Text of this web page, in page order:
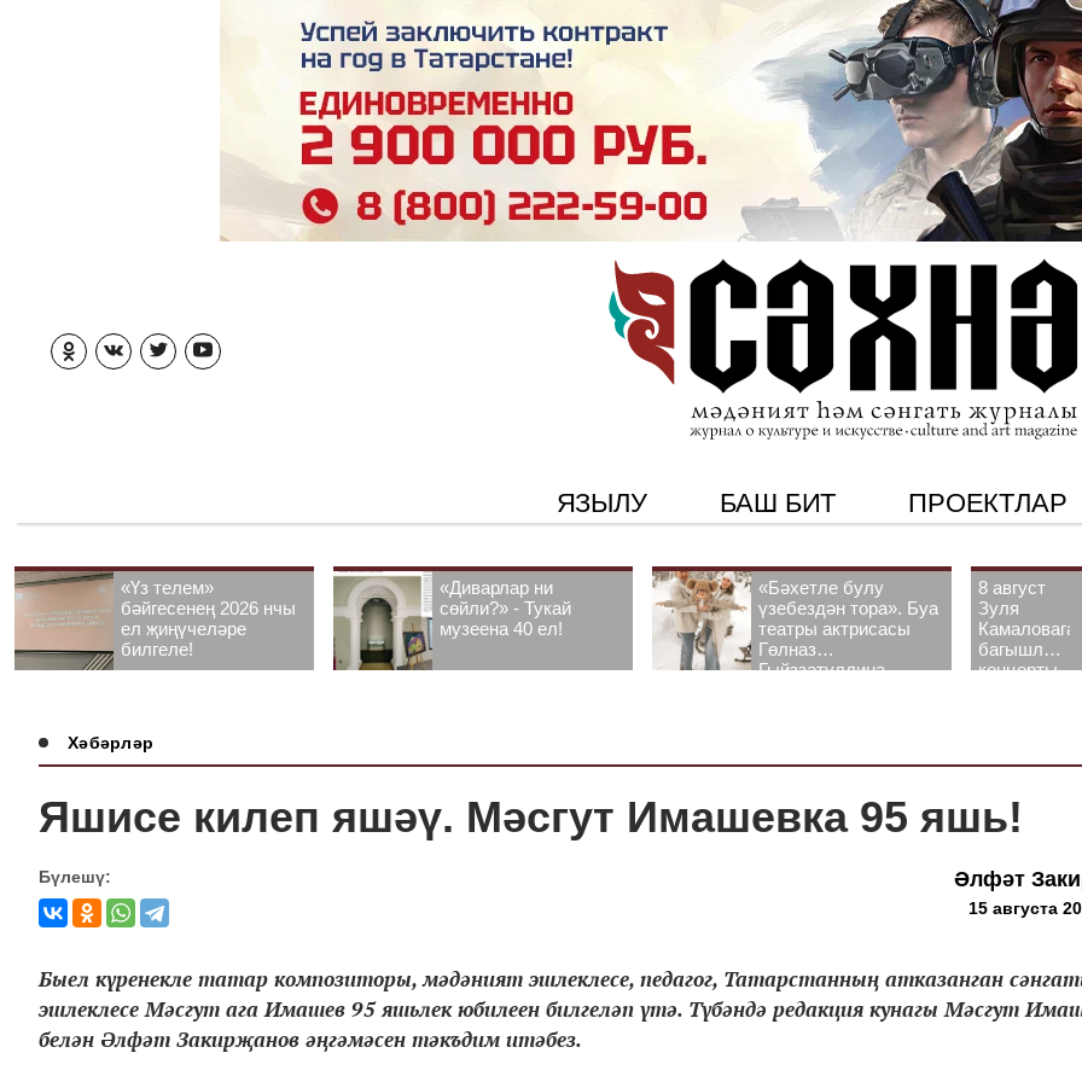
ЯЗЫЛУ БАШ БИТ ПРОЕКТЛАР
«Үз телем»
бәйгесенең 2026 нчы
ел җиңүчеләре
билгеле!
«Диварлар ни
сөйли?» - Тукай
музеена 40 ел!
«Бәхетле булу
үзебездән тора». Буа
театры актрисасы
Гөлназ
Гыйззәтуллина-
8 август
Зуля
Камаловага
багышлау
концерты
Хәбәрләр
Яшисе килеп яшәү. Мәсгут Имашевка 95 яшь!
Бүлешү: Әлфәт
15 августа
Быел күренекле татар композиторы, мәдәният эшлеклесе, педагог, Татарстанның атказанган
эшлеклесе Мәсгут ага Имашев 95 яшьлек юбилеен билгеләп үтә. Түбәндә редакция кунагы Мәсгут
белән Әлфәт Закирҗанов әңгәмәсен тәкъдим итәбез.